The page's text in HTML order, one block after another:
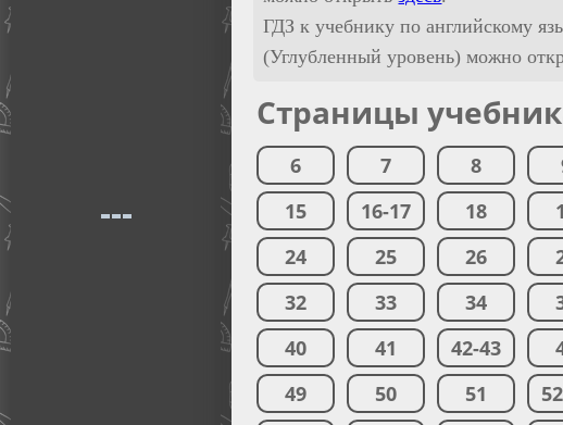
ГДЗ к учебнику по английскому
(Углубленный уровень) можно
Страницы
6 7 8
15
16-17 18
24
25 26
32
33 34
40
41 42-43
49
50 51